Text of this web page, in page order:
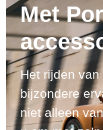
Met
Het rijden
bijzondere
niet alleen